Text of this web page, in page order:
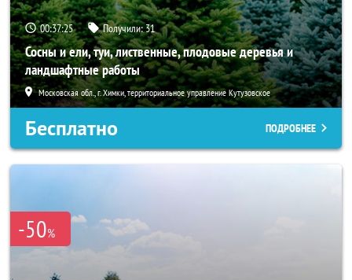
00:37:24 Получили:31
Сосны и ели, туи, лиственные, плодовые деревья и
ландшафтные работы
Московская обл., г. Химки, территориальное управление Кутузовское
Бесплатно ПОДРОБНЕЕ
-50%